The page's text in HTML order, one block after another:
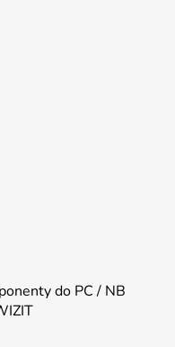
do PC / NB